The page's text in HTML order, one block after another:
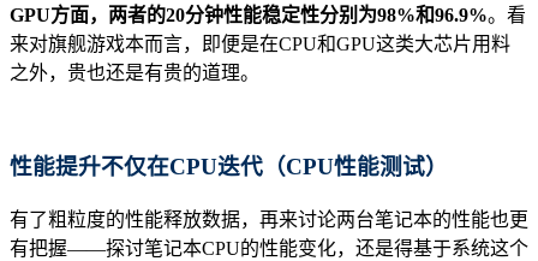
GPU方面，两者的20分钟性能稳定性分别为98%和96.9%。看
来对旗舰游戏本而言，即便是在CPU和GPU这类大芯片用料
之外，贵也还是有贵的道理。
性能提升不仅在CPU迭代（CPU性能测试）
有了粗粒度的性能释放数据，再来讨论两台笔记本的性能也更
有把握——探讨笔记本CPU的性能变化，还是得基于系统这个